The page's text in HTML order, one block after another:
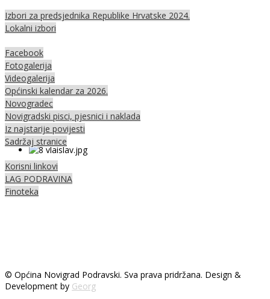
Izbori za predsjednika Republike Hrvatske 2024.
Lokalni izbori
Facebook
Fotogalerija
Videogalerija
Općinski kalendar za 2026.
Novogradec
Novigradski pisci, pjesnici i naklada
Iz najstarije povijesti
Sadržaj stranice
Korisni linkovi
LAG PODRAVINA
Finoteka
© Općina Novigrad Podravski. Sva prava pridržana. Design &
Development by Georg